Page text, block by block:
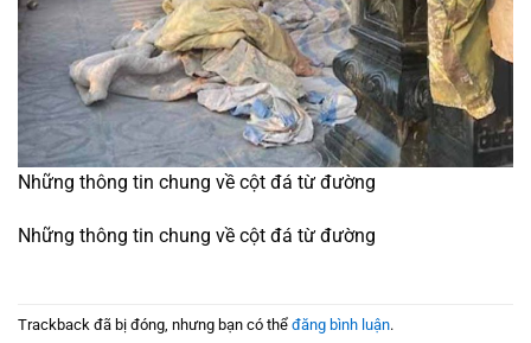
Những thông tin chung về cột đá từ đường
Những thông tin chung về cột đá từ đường
Trackback đã bị đóng, nhưng bạn có thể đăng bình luận.